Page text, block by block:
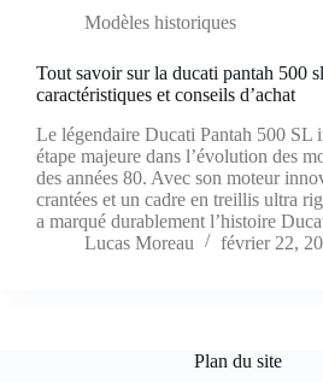
Modèles historiques
Tout savoir sur la ducati pantah 500
caractéristiques et conseils d’achat
Le légendaire Ducati Pantah 500 SL
étape majeure dans l’évolution des
des années 80. Avec son moteur
crantées et un cadre en treillis ultra
a marqué durablement l’histoire
Lucas Moreau
février 22,
Plan du site